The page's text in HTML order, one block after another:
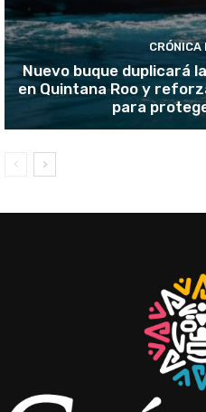
CRÓNICA
Nuevo buque duplicará
en Quintana Roo y
para